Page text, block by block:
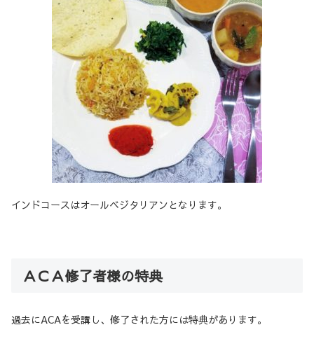
インドコースはオールベジタリアンとなります。
ＡＣＡ修了者様の特典
過去にACAを受講し、修了された方には特典があります。